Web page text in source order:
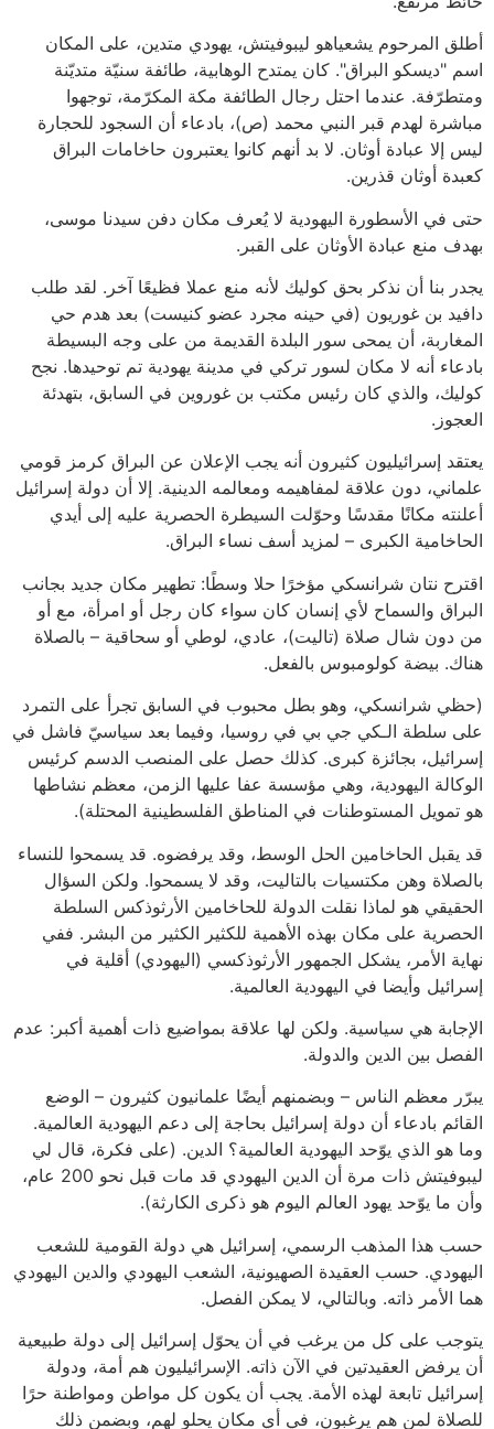
أطلق المرحوم يشعياهو ليبوفيتش، يهودي متدين، على المكان
اسم "ديسكو البراق". كان يمتدح الوهابية، طائفة سنيّة متديّنة
ومتطرّفة. عندما احتل رجال الطائفة مكة المكرّمة، توجهوا
مباشرة لهدم قبر النبي محمد (ص)، بادعاء أن السجود للحجارة
ليس إلا عبادة أوثان. لا بد أنهم كانوا يعتبرون حاخامات البراق
كعبدة أوثان قذرين.
حتى في الأسطورة اليهودية لا يُعرف مكان دفن سيدنا موسى،
بهدف منع عبادة الأوثان على القبر.
يجدر بنا أن نذكر بحق كوليك لأنه منع عملا فظيعًا آخر. لقد طلب
دافيد بن غوريون (في حينه مجرد عضو كنيست) بعد هدم حي
المغاربة، أن يمحى سور البلدة القديمة من على وجه البسيطة
بادعاء أنه لا مكان لسور تركي في مدينة يهودية تم توحيدها. نجح
كوليك، والذي كان رئيس مكتب بن غوروين في السابق، بتهدئة
العجوز.
يعتقد إسرائيليون كثيرون أنه يجب الإعلان عن البراق كرمز قومي
علماني، دون علاقة لمفاهيمه ومعالمه الدينية. إلا أن دولة إسرائيل
أعلنته مكانًا مقدسًا وحوّلت السيطرة الحصرية عليه إلى أيدي
الحاخامية الكبرى – لمزيد أسف نساء البراق.
اقترح نتان شرانسكي مؤخرًا حلا وسطًا: تطهير مكان جديد بجانب
البراق والسماح لأي إنسان كان سواء كان رجل أو امرأة، مع أو
من دون شال صلاة (تاليت)، عادي، لوطي أو سحاقية – بالصلاة
هناك. بيضة كولومبوس بالفعل.
(حظي شرانسكي، وهو بطل محبوب في السابق تجرأ على التمرد
على سلطة الـكي جي بي في روسيا، وفيما بعد سياسيّ فاشل في
إسرائيل، بجائزة كبرى. كذلك حصل على المنصب الدسم كرئيس
الوكالة اليهودية، وهي مؤسسة عفا عليها الزمن، معظم نشاطها
هو تمويل المستوطنات في المناطق الفلسطينية المحتلة).
قد يقبل الحاخامين الحل الوسط، وقد يرفضوه. قد يسمحوا للنساء
بالصلاة وهن مكتسيات بالتاليت، وقد لا يسمحوا. ولكن السؤال
الحقيقي هو لماذا نقلت الدولة للحاخامين الأرثوذكس السلطة
الحصرية على مكان بهذه الأهمية للكثير الكثير من البشر. ففي
نهاية الأمر، يشكل الجمهور الأرثوذكسي (اليهودي) أقلية في
إسرائيل وأيضا في اليهودية العالمية.
الإجابة هي سياسية. ولكن لها علاقة بمواضيع ذات أهمية أكبر: عدم
الفصل بين الدين والدولة.
يبرّر معظم الناس – وبضمنهم أيضًا علمانيون كثيرون – الوضع
القائم بادعاء أن دولة إسرائيل بحاجة إلى دعم اليهودية العالمية.
وما هو الذي يوّحد اليهودية العالمية؟ الدين. (على فكرة، قال لي
ليبوفيتش ذات مرة أن الدين اليهودي قد مات قبل نحو 200 عام،
وأن ما يوّحد يهود العالم اليوم هو ذكرى الكارثة).
حسب هذا المذهب الرسمي، إسرائيل هي دولة القومية للشعب
اليهودي. حسب العقيدة الصهيونية، الشعب اليهودي والدين اليهودي
هما الأمر ذاته. وبالتالي، لا يمكن الفصل.
يتوجب على كل من يرغب في أن يحوّل إسرائيل إلى دولة طبيعية
أن يرفض العقيدتين في الآن ذاته. الإسرائيليون هم أمة، ودولة
إسرائيل تابعة لهذه الأمة. يجب أن يكون كل مواطن ومواطنة حرًا
للصلاة لمن هم يرغبون، في أي مكان يحلو لهم، وبضمن ذلك